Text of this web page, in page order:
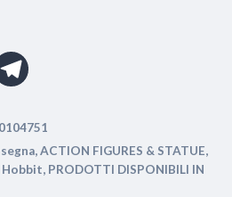
,ACTION FIGURES & STATUE,
Hobbit, PRODOTTI DISPONIBILI IN